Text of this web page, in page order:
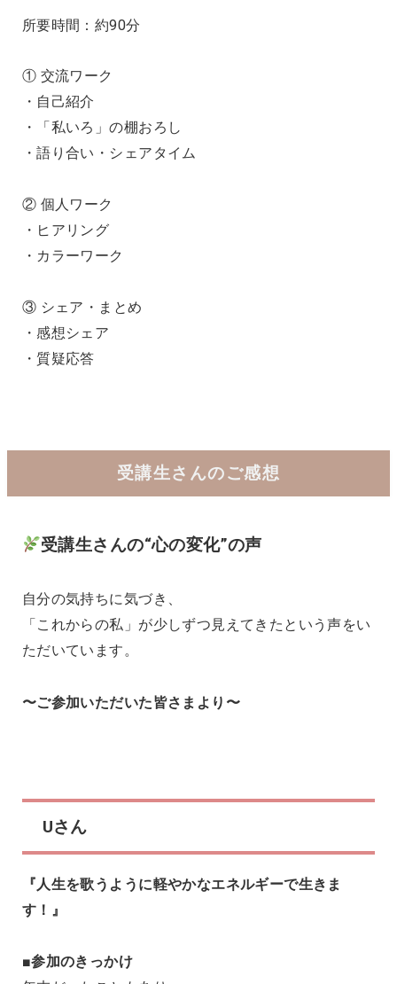
所要時間：約90分
① 交流ワーク
・自己紹介
・「私いろ」の棚おろし
・語り合い・シェアタイム
② 個人ワーク
・ヒアリング
・カラーワーク
③ シェア・まとめ
・感想シェア
・質疑応答
受講生さんのご感想
受講生さんの“心の変化”の声
自分の気持ちに気づき、
「これからの私」が少しずつ見えてきたという声をい
ただいています。
〜ご参加いただいた皆さまより〜
Uさん
『人生を歌うように軽やかなエネルギーで生きま
す！』
■参加のきっかけ